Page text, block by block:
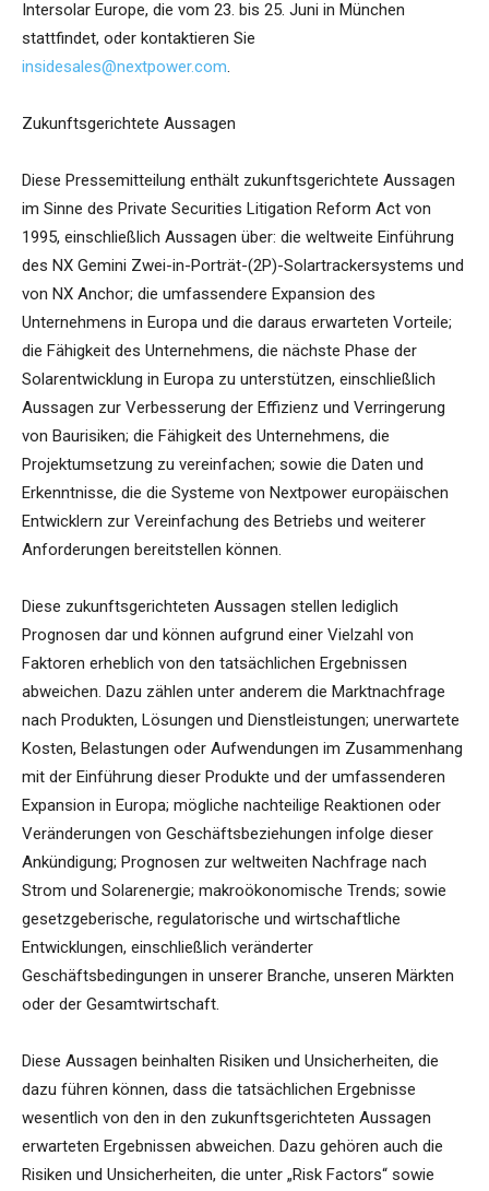
Intersolar Europe, die vom 23. bis 25. Juni in München
stattfindet, oder kontaktieren Sie
insidesales@nextpower.com.
Zukunftsgerichtete Aussagen
Diese Pressemitteilung enthält zukunftsgerichtete Aussagen
im Sinne des Private Securities Litigation Reform Act von
1995, einschließlich Aussagen über: die weltweite Einführung
des NX Gemini Zwei-in-Porträt-(2P)-Solartrackersystems und
von NX Anchor; die umfassendere Expansion des
Unternehmens in Europa und die daraus erwarteten Vorteile;
die Fähigkeit des Unternehmens, die nächste Phase der
Solarentwicklung in Europa zu unterstützen, einschließlich
Aussagen zur Verbesserung der Effizienz und Verringerung
von Baurisiken; die Fähigkeit des Unternehmens, die
Projektumsetzung zu vereinfachen; sowie die Daten und
Erkenntnisse, die die Systeme von Nextpower europäischen
Entwicklern zur Vereinfachung des Betriebs und weiterer
Anforderungen bereitstellen können.
Diese zukunftsgerichteten Aussagen stellen lediglich
Prognosen dar und können aufgrund einer Vielzahl von
Faktoren erheblich von den tatsächlichen Ergebnissen
abweichen. Dazu zählen unter anderem die Marktnachfrage
nach Produkten, Lösungen und Dienstleistungen; unerwartete
Kosten, Belastungen oder Aufwendungen im Zusammenhang
mit der Einführung dieser Produkte und der umfassenderen
Expansion in Europa; mögliche nachteilige Reaktionen oder
Veränderungen von Geschäftsbeziehungen infolge dieser
Ankündigung; Prognosen zur weltweiten Nachfrage nach
Strom und Solarenergie; makroökonomische Trends; sowie
gesetzgeberische, regulatorische und wirtschaftliche
Entwicklungen, einschließlich veränderter
Geschäftsbedingungen in unserer Branche, unseren Märkten
oder der Gesamtwirtschaft.
Diese Aussagen beinhalten Risiken und Unsicherheiten, die
dazu führen können, dass die tatsächlichen Ergebnisse
wesentlich von den in den zukunftsgerichteten Aussagen
erwarteten Ergebnissen abweichen. Dazu gehören auch die
Risiken und Unsicherheiten, die unter „Risk Factors“ sowie